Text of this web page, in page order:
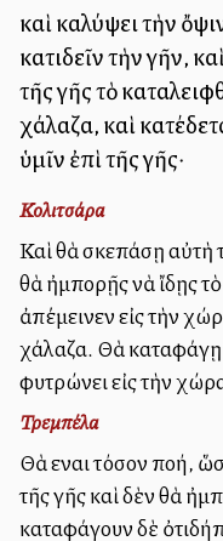
καὶ καλύψει τὴν
κατιδεῖν τὴν γῆν,
τῆς γῆς τὸ
χάλαζα, καὶ
ὑμῖν ἐπὶ τῆς γῆς·
Κολιτσάρα
Καὶ θὰ σκεπάσῃ αὐτὴ
θὰ ἠμπορῇς νὰ ἴδῃς
ἀπέμεινεν εἰς τὴν
χάλαζα. Θὰ καταφάγῃ
φυτρώνει εἰς τὴν
Τρεμπέλα
Θὰ εἶναι τόσον πολλή,
τῆς γῆς καὶ δὲν θὰ
καταφάγουν δὲ